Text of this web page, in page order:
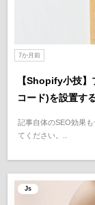
7か月前
【Shopify小技
コード)を設置す
記事自体のSEO効果
てください。..
Js